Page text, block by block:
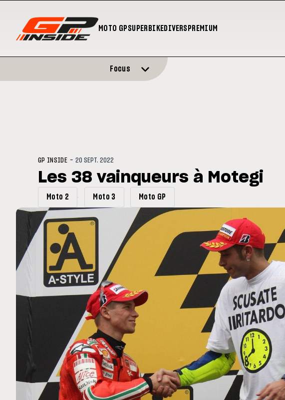
MOTO GPSUPERBIKEDIVERS PREMIUM
club spécial dans
MOTO GP
Silverstone : Horaires et Programme du GP de
Grande-Bretagne
Focus
GP INSIDE -20 SEPT. 2022
Les 38 vainqueurs à Motegi
Moto 2 Moto 3 Moto GP